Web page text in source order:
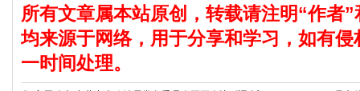
所有文章属本站原创，转载请注明“作者
均来源于网络，用于分享和学习，如有
一时间处理。